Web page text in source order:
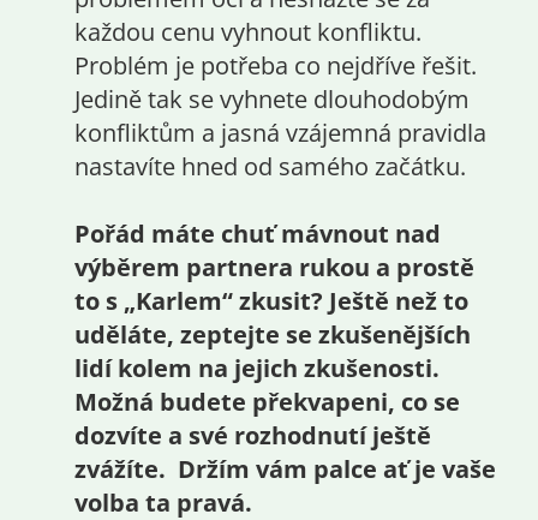
každou cenu vyhnout konfliktu.
Problém je potřeba co nejdříve řešit.
Jedině tak se vyhnete dlouhodobým
konfliktům a jasná vzájemná pravidla
nastavíte hned od samého začátku.
Pořád máte chuť mávnout nad
výběrem partnera rukou a prostě
to s „Karlem“ zkusit? Ještě než to
uděláte, zeptejte se zkušenějších
lidí kolem na jejich zkušenosti.
Možná budete překvapeni, co se
dozvíte a své rozhodnutí ještě
zvážíte. Držím vám palce ať je vaše
volba ta pravá.